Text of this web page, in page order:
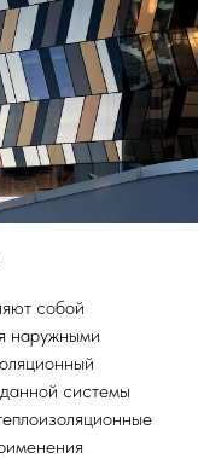
собой
наружными
системы